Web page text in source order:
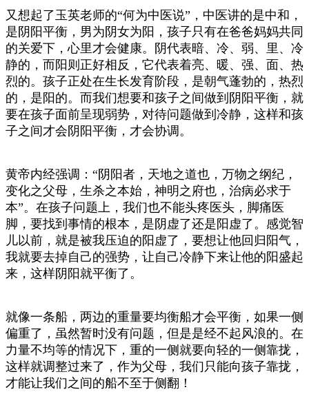
又想起了玉英老师的“何为中医说”，中医讲的是中和，
是阴阳平衡，男为阴女为阳，孩子只有在爸爸妈妈共同
的关爱下，心里才会健康。阴代表暗、冷、弱、里、冷
静的，而阳则正好相反，它代表着亮、暖、强、面、热
烈的。孩子正处在生长发育阶段，是朝气蓬勃的，热烈
的，是阳的。而我们想要和孩子之间做到阴阳平衡，就
要在孩子面前呈现弱势，对待问题做到冷静，这样和孩
子之间才会阴阳平衡，才会协调。
黄帝内经强调：“阴阳者，天地之道也，万物之纲纪，
变化之父母，生杀之本始，神明之府也，治病必求于
本”。在孩子问题上，我们也不能头疼医头，脚痛医
脚，要找到事情的根本，是阴虚了还是阳虚了。感觉智
儿以前，就是被我压迫的阳虚了，要想让他回归阳气，
我就要去掉自己的强势，让自己冷静下来让他的阳盛起
来，这样阴阳就平衡了。
就像一条船，两边的重量要均衡船才会平衡，如果一侧
偏重了，虽然暂时没有问题，但是是经不起风浪的。在
力量不均等的情况下，重的一侧就要向轻的一侧靠拢，
这样就调整过来了，作为父母，我们只能向孩子靠拢，
才能让我们之间的船不至于侧翻！